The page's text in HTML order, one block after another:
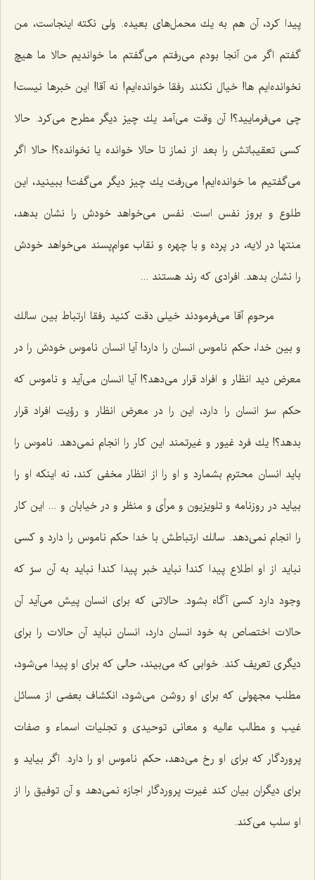
پیدا كرد، آن هم به یك محمل‌های بعیده. ولی نكته اینجاست، من
گفتم اگر من آنجا بودم می‌رفتم می‌گفتم ما خواندیم حالا ما هیچ
نخوانده‌ایم ها! خیال نكنند رفقا خوانده‌ایم! نه آقا! این خبرها نیست!
چی می‌فرمایید؟! آن وقت می‌آمد یك چیز دیگر مطرح می‌كرد. حالا
كسی تعقیباتش را بعد از نماز تا حالا خوانده یا نخوانده؟! حالا اگر
می‌گفتیم ما خوانده‌ایم! می‌رفت یك چیز دیگر می‌گفت! ببینید، این
طلوع و بروز نفس است. نفس می‌خواهد خودش را نشان بدهد،
منتها در لایه، در پرده و با چهره و نقاب عوام‌پسند می‌خواهد خودش
را نشان بدهد. افرادی كه رند هستند ...
مرحوم آقا می‌فرمودند خیلی دقت كنید رفقا ارتباط بین سالك
و بین خدا، حكم ناموس انسان را دارد! آیا انسان ناموس خودش را در
معرض دید انظار و افراد قرار می‌دهد؟! آیا انسان می‌آید و ناموس كه
حكم سرّ انسان را دارد، این را در معرض انظار و رؤیت افراد قرار
بدهد؟! یك فرد غیور و غیرتمند این كار را انجام نمی‌دهد. ناموس را
باید انسان محترم بشمارد و او را از انظار مخفی كند، نه اینكه او را
بیاید در روزنامه و تلویزیون و مرأی و منظر و در خیابان و ... این كار
را انجام نمی‌دهد. سالك ارتباطش با خدا حكم ناموس را دارد و كسی
نباید از او اطلاع پیدا كند! نباید خبر پیدا كند! نباید به آن سرّ كه
وجود دارد كسی آگاه بشود. حالاتی كه برای انسان پیش می‌آید آن
حالات اختصاص به خود انسان دارد، انسان نباید آن حالات را برای
دیگری تعریف كند. خوابی كه می‌بیند، حالی كه برای او پیدا می‌شود،
مطلب مجهولی كه برای او روشن می‌شود، انكشاف بعضی از مسائل
غیب و مطالب عالیه و معانی توحیدی و تجلیات اسماء و صفات
پروردگار كه برای او رخ می‌دهد، حكم ناموس او را دارد. اگر بیاید و
برای دیگران بیان كند غیرت پروردگار اجازه نمی‌دهد و آن توفیق را از
او سلب می‌كند.